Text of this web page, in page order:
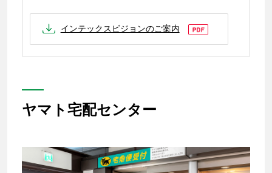
インテックスビジョンのご案内
ヤマト宅配センター